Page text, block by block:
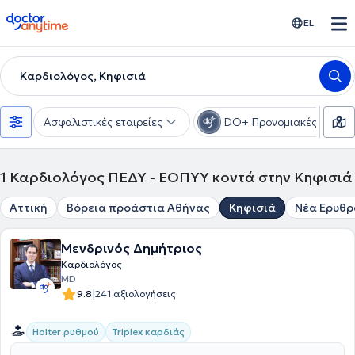
doctoranytime EL
Καρδιολόγος, Κηφισιά
Ασφαλιστικές εταιρείες DO+ Προνομιακές τιμές
1 Καρδιολόγος ΠΕΔΥ - ΕΟΠΥΥ κοντά στην Κηφισιά
Αττική Βόρεια προάστια Αθήνας Κηφισιά Νέα
Μενδρινός Δημήτριος
Καρδιολόγος
MD
9.8|241 αξιολογήσεις
Holter ρυθμού Triplex καρδιάς